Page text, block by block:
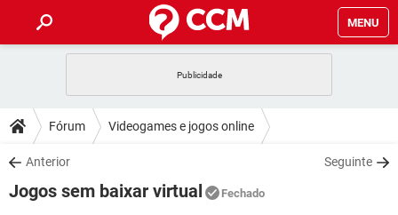
MENU
CELULAR FACEBOOK
OUTLOOK
INSTAGRAM GMAIL
DICAS
JOGOS WHATSAPP
DOWNLOADS
JOGOS WHATSAPP
FÓRUM
Fórum Videogames e jogos online
Anterior Seguinte
Jogos sem baixar virtual Fechado